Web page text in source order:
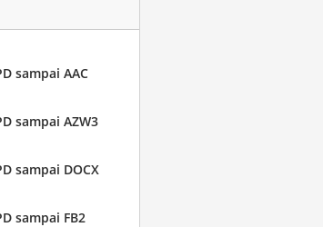
sampai AAC
sampai AZW3
sampai DOCX
sampai FB2